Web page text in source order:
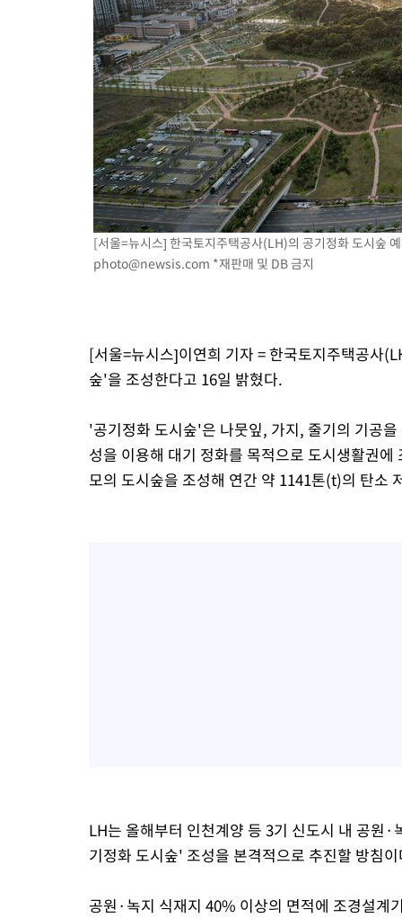
[속보]與 당대표 경선, 대구 권리당원 투표 정청래 47.82%·김
[속보]與 당대표 경선, 강원 권리당원 투표 김민석 승리
"일본축구협회, 대한축구협회 성 접대 의혹 심판 조사"
[속보]장은수, KLPGA 제주삼다수 역전 우승…데뷔 10년 차에
"얼마나 더웠으면"…안동 물길공원서 헤엄친 구렁이 '소동'
손흥민, 68분 뛰고 2경기 침묵…LAFC, 톨루카에 1-0 승리(종합)
'2경기 연속 침묵' 손흥민, 톨루카전 68분만 뛰고 슈팅 0개
이강인, 오늘 서울서 AT마드리드 입단식…'전례 없는 특급대우'
'여긴 20도, 저긴 50도'…열화상 카메라로 본 폭염 저감시설 '온도
콜롬비아 신임 우파 대통령 취임 하루만에 차량폭탄 폭발 사건
튀르키예 외무장관, "메카 3국 방위협정은 이란이 목표 아냐 " 밝혀
[서울=뉴시스] 한국토지주택공사(LH)의 공기정화 도시숲
photo@newsis.com *재판매 및 DB 금지
[서울=뉴시스]이연희 기자 = 한국토지주택공사
숲'을 조성한다고 16일 밝혔다.
'공기정화 도시숲'은 나뭇잎, 가지, 줄기의 기공
성을 이용해 대기 정화를 목적으로 도시생활권
모의 도시숲을 조성해 연간 약 1141톤(t)의 탄소
LH는 올해부터 인천계양 등 3기 신도시 내 공원
기정화 도시숲' 조성을 본격적으로 추진할 방침
공원·녹지 식재지 40% 이상의 면적에 조경설계